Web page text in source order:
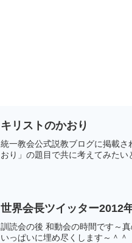
キリストのかおり
統一教会公式説教ブログに掲載
おり」の題目で共に考えてみた
世界会長ツイッター2012
訓読会の後 和動会の時間です～
いっぱいに埋め尽くします～＾＾